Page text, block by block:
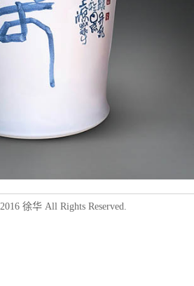
徐华 All Rights Reserved.